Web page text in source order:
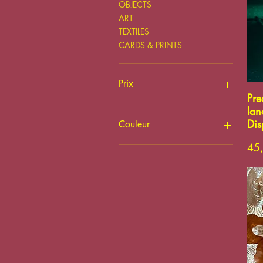
OBJECTS
ART
TEXTILES
CARDS & PRINTS
Prix
10 $CA
Couleur